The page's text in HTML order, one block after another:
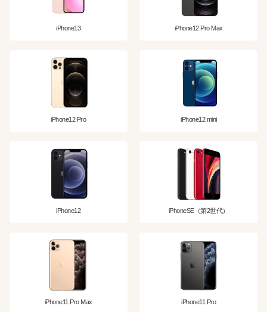
iPhone13 iPhone12 Pro Max
iPhone12 Pro iPhone12 mini
iPhone12 iPhoneSE（第2世代）
iPhone11 Pro Max iPhone11 Pro